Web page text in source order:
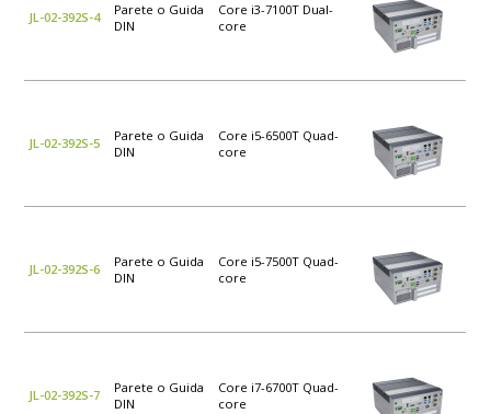
JL-02-392S-4
Parete o Guida
DIN
Core i3-7100T Dual-
core
JL-02-392S-5
Parete o Guida
DIN
Core i5-6500T Quad-
core
JL-02-392S-6
Parete o Guida
DIN
Core i5-7500T Quad-
core
JL-02-392S-7
Parete o Guida
DIN
Core i7-6700T Quad-
core